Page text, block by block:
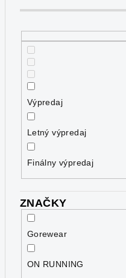
Výpredaj
Letný výpredaj
Finálny výpredaj
ZNAČKY
Gorewear
ON RUNNING